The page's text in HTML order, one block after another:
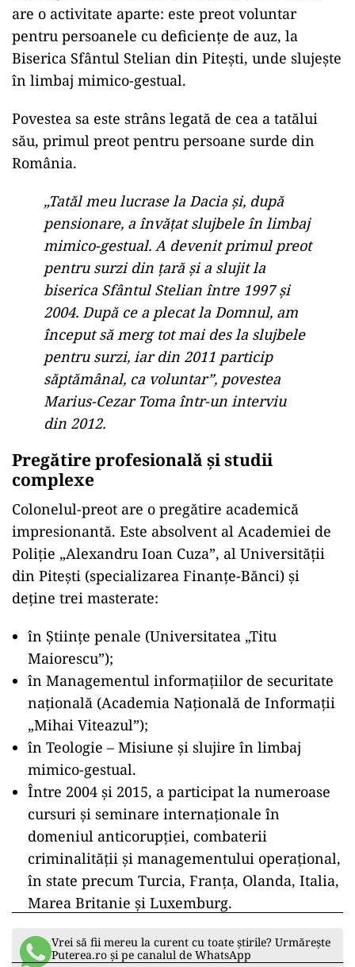
are o activitate aparte: este preot voluntar
pentru persoanele cu deficiențe de auz, la
Biserica Sfântul Stelian din Pitești, unde slujește
în limbaj mimico-gestual.
Povestea sa este strâns legată de cea a tatălui
său, primul preot pentru persoane surde din
România.
„Tatăl meu lucrase la Dacia și, după
pensionare, a învățat slujbele în limbaj
mimico-gestual. A devenit primul preot
pentru surzi din țară și a slujit la
biserica Sfântul Stelian între 1997 și
2004. După ce a plecat la Domnul, am
început să merg tot mai des la slujbele
pentru surzi, iar din 2011 particip
săptămânal, ca voluntar”, povestea
Marius-Cezar Toma într-un interviu
din 2012.
Pregătire profesională și studii
complexe
Colonelul-preot are o pregătire academică
impresionantă. Este absolvent al Academiei de
Poliție „Alexandru Ioan Cuza”, al Universității
din Pitești (specializarea Finanțe-Bănci) și
deține trei masterate:
în Științe penale (Universitatea „Titu
Maiorescu”);
în Managementul informațiilor de securitate
națională (Academia Națională de Informații
„Mihai Viteazul”);
în Teologie – Misiune și slujire în limbaj
mimico-gestual.
Între 2004 și 2015, a participat la numeroase
cursuri și seminare internaționale în
domeniul anticorupției, combaterii
criminalității și managementului operațional,
în state precum Turcia, Franța, Olanda, Italia,
Marea Britanie și Luxemburg.
Vrei să fii mereu la curent cu toate știrile? Urmărește
Puterea.ro și pe canalul de WhatsApp